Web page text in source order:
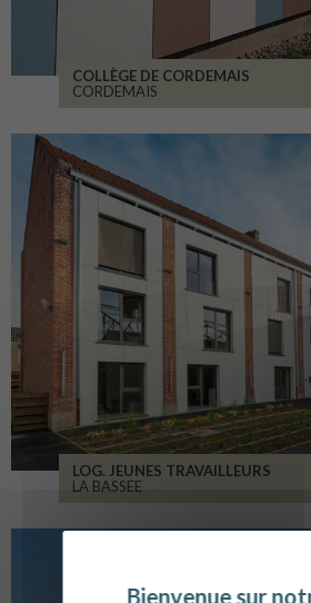
COLLÈGE DE CORDEMAIS
CORDEMAIS
LOG. JEUNES TRAVAILLEURS
LA BASSEE